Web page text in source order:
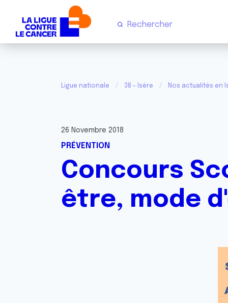
Ligue nationale 38 - Isère Nos actualités en
26 Novembre 2018
PRÉVENTION
Concours
être, mode